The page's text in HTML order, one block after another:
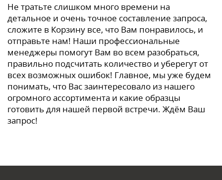
Не тратьте слишком много времени на
детальное и очень точное составление запроса,
сложите в Корзину все, что Вам понравилось, и
отправьте нам! Наши профессиональные
менеджеры помогут Вам во всем разобраться,
правильно подсчитать количество и уберегут от
всех возможных ошибок! Главное, мы уже будем
понимать, что Вас заинтересовало из нашего
огромного ассортимента и какие образцы
готовить для нашей первой встречи. Ждём Ваш
запрос!